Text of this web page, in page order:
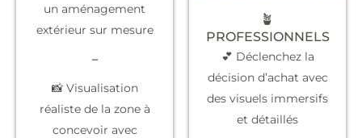
un aménagement
extérieur sur mesure
–
📸 Visualisation
réaliste de la zone à
concevoir avec
🪴
PROFESSIONNELS
💕 Déclenchez la
décision d’achat avec
des visuels immersifs
et détaillés